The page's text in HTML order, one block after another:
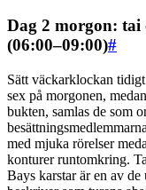
Dag 2 morgon: tai
(06:00–09:00)#
Sätt väckarklockan
sex på morgonen,
bukten, samlas de som
med mjuka rörelser
konturer runtomkring.
Bays karstar är en av